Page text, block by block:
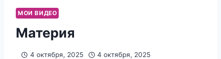
МОИ ВИДЕО
Материя
4 октября, 2025
4 октября, 2025